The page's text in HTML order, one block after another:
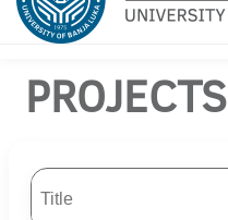
PROJECTS